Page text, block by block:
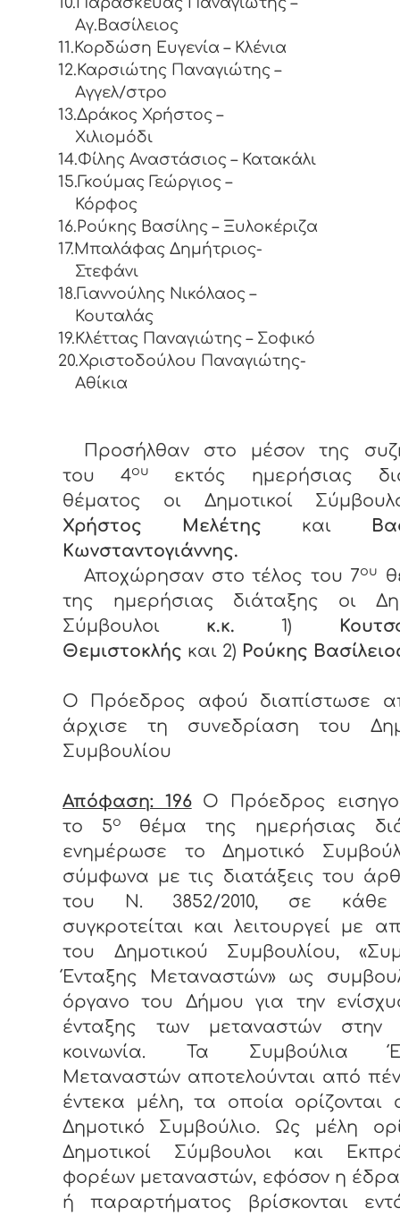
10.Παρασκευάς Παναγιώτης –
Αγ.Βασίλειος
11.Κορδώση Ευγενία – Κλένια
12.Καρσιώτης Παναγιώτης –
Αγγελ/στρο
13.Δράκος Χρήστος –
Χιλιομόδι
14.Φίλης Αναστάσιος – Κατακάλι
15.Γκούμας Γεώργιος –
Κόρφος
16.Ρούκης Βασίλης – Ξυλοκέριζα
17.Μπαλάφας Δημήτριος-
Στεφάνι
18.Γιαννούλης Νικόλαος –
Κουταλάς
19.Κλέττας Παναγιώτης – Σοφικό
20.Χριστοδούλου Παναγιώτης-
Αθίκια
Προσήλθαν στο μέσον της
του 4ου
εκτός ημερήσιας
θέματος οι Δημοτικοί
Χρήστος Μελέτης και
Κωνσταντογιάννης.
Αποχώρησαν στο τέλος του 7ου
της ημερήσιας διάταξης οι
Σύμβουλοι κ.κ. 1)
Θεμιστοκλής και 2) Ρούκης
Ο Πρόεδρος αφού διαπίστωσε
άρχισε τη συνεδρίαση του
Συμβουλίου
Απόφαση: 196
Ο Πρόεδρος
το 5ο θέμα της ημερήσιας
ενημέρωσε το Δημοτικό
σύμφωνα με τις διατάξεις του
του Ν. 3852/2010, σε κάθε
συγκροτείται και λειτουργεί με
του Δημοτικού Συμβουλίου,
Ένταξης Μεταναστών» ως
όργανο του Δήμου για την
ένταξης των μεταναστών στην
κοινωνία. Τα Συμβούλια
Μεταναστών αποτελούνται από
έντεκα μέλη, τα οποία ορίζονται
Δημοτικό Συμβούλιο. Ως μέλη
Δημοτικοί Σύμβουλοι και
φορέων μεταναστών, εφόσον η
ή παραρτήματος βρίσκονται